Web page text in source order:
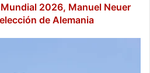
2026, Manuel Neuer
de Alemania